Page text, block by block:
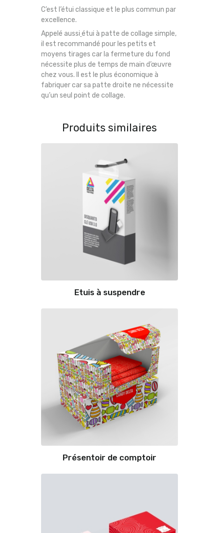
C’est l’étui classique et le plus commun par
excellence.
Appelé aussi étui à patte de collage simple,
il est recommandé pour les petits et
moyens tirages car la fermeture du fond
nécessite plus de temps de main d’œuvre
chez vous. Il est le plus économique à
fabriquer car sa patte droite ne nécessite
qu’un seul point de collage.
Produits similaires
Etuis à suspendre
Présentoir de comptoir